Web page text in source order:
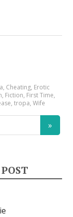
, Cheating, Erotic
, Fiction, First Time,
,tropa,Wife